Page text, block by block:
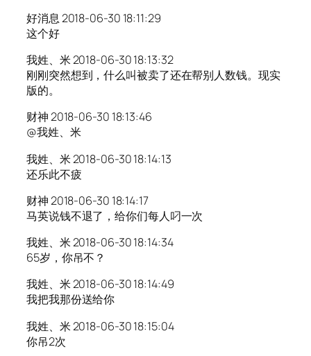
好消息 2018-06-30 18:11:29
这个好
我姓、米 2018-06-30 18:13:32
刚刚突然想到，什么叫被卖了还在帮别人数钱。现实
版的。
财神 2018-06-30 18:13:46
@我姓、米
我姓、米 2018-06-30 18:14:13
还乐此不疲
财神 2018-06-30 18:14:17
马英说钱不退了，给你们每人叼一次
我姓、米 2018-06-30 18:14:34
65岁，你吊不？
我姓、米 2018-06-30 18:14:49
我把我那份送给你
我姓、米 2018-06-30 18:15:04
你吊2次